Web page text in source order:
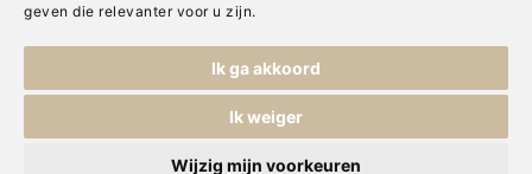
geven die relevanter voor u zijn.
Ik ga akkoord
Ik weiger
Wijzig mijn voorkeuren
Cookies